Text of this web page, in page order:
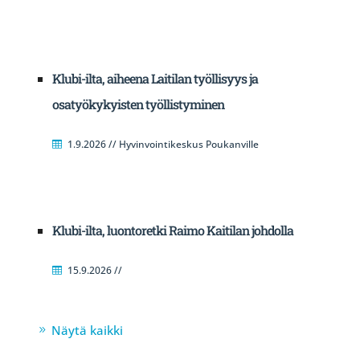
Klubi-ilta, aiheena Laitilan työllisyys ja
osatyökykyisten työllistyminen
1.9.2026 // Hyvinvointikeskus Poukanville
Klubi-ilta, luontoretki Raimo Kaitilan johdolla
15.9.2026 //
Näytä kaikki